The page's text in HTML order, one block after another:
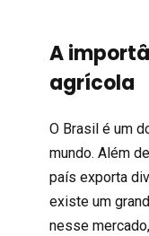
A
agrícola
O Brasil é um
mundo. Além
país exporta
existe um
nesse